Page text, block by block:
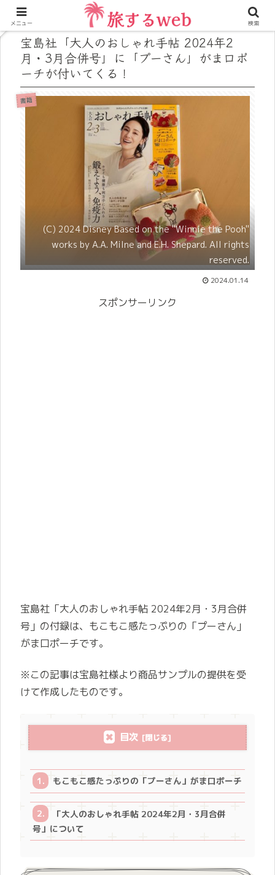
宝島社「大人のおしゃれ手帖 2024年2
月・3月合併号」に「プーさん」がま口ポ
ーチが付いてくる！
書籍
(C) 2024 Disney Based on the "Winnie the Pooh"
works by A.A. Milne and E.H. Shepard. All rights
reserved.
2024.01.14
スポンサーリンク
宝島社「大人のおしゃれ手帖 2024年2月・3月合併
号」の付録は、もこもこ感たっぷりの「プーさん」
がま口ポーチです。
※この記事は宝島社様より商品サンプルの提供を受
けて作成したものです。
目次
もこもこ感たっぷりの「プーさん」がま口ポーチ
「大人のおしゃれ手帖 2024年2月・3月合併
号」について
メニュー 検索